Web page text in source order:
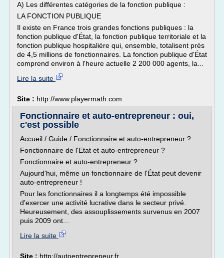
A) Les différentes catégories de la fonction publique :
LA FONCTION PUBLIQUE
Il existe en France trois grandes fonctions publiques : la
fonction publique d'État, la fonction publique territoriale et la
fonction publique hospitalière qui, ensemble, totalisent près
de 4,5 millions de fonctionnaires. La fonction publique d'État
comprend environ à l'heure actuelle 2 200 000 agents, la...
Lire la suite
Site : http://www.playermath.com
Fonctionnaire et auto-entrepreneur : oui,
c'est possible
Accueil / Guide / Fonctionnaire et auto-entrepreneur ?
Fonctionnaire de l'Etat et auto-entrepreneur ?
Fonctionnaire et auto-entrepreneur ?
Aujourd'hui, même un fonctionnaire de l'État peut devenir
auto-entrepreneur !
Pour les fonctionnaires il a longtemps été impossible
d'exercer une activité lucrative dans le secteur privé.
Heureusement, des assouplissements survenus en 2007
puis 2009 ont...
Lire la suite
Site : http://autoentrepreneur.fr